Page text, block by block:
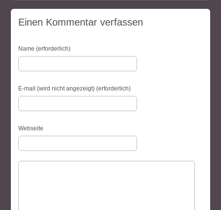
Einen Kommentar verfassen
Name (erforderlich)
E-mail (wird nicht angezeigt) (erforderlich)
Webseite